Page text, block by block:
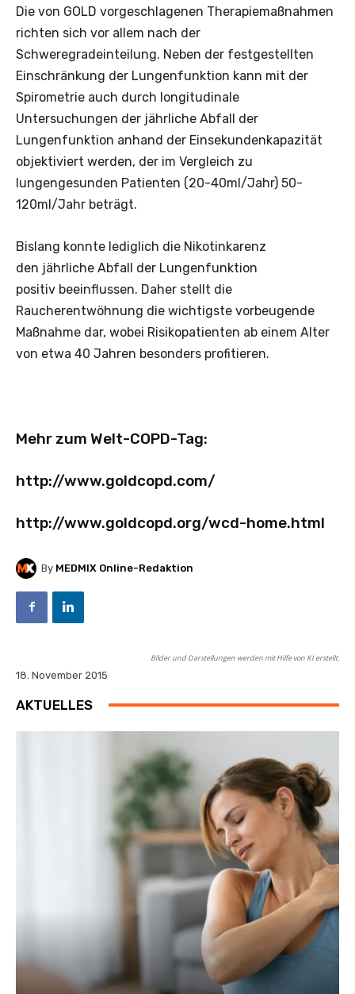
Die von GOLD vorgeschlagenen Therapiemaßnahmen
richten sich vor allem nach der
Schweregradeinteilung. Neben der festgestellten
Einschränkung der Lungenfunktion kann mit der
Spirometrie auch durch longitudinale
Untersuchungen der jährliche Abfall der
Lungenfunktion anhand der Einsekundenkapazität
objektiviert werden, der im Vergleich zu
lungengesunden Patienten (20-40ml/Jahr) 50-
120ml/Jahr beträgt.
Bislang konnte lediglich die Nikotinkarenz
den jährliche Abfall der Lungenfunktion
positiv beeinflussen. Daher stellt die
Raucherentwöhnung die wichtigste vorbeugende
Maßnahme dar, wobei Risikopatienten ab einem Alter
von etwa 40 Jahren besonders profitieren.
Mehr zum Welt-COPD-Tag:
http://www.goldcopd.com/
http://www.goldcopd.org/wcd-home.html
By MEDMIX Online-Redaktion
Bilder und Darstellungen werden mit Hilfe von KI erstellt.
18. November 2015
AKTUELLES